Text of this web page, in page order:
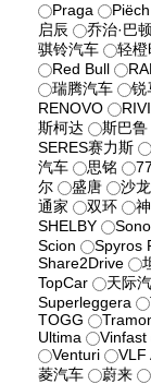
Praga
启辰
乔治·巴
骐铃汽车
轻橙
Red Bull
瑞腾汽车
锐
RENOVO
斯柯达
斯巴鲁
SERES赛力斯
汽车
思铭
尔
盛唐 沙
通家
双环
SHELBY
Scion
Spyros
Share2Drive
TopCar
天际
Superleggera
TOGG
Ultima
Vinfast
Venturi
VLF
菱汽车
蔚来